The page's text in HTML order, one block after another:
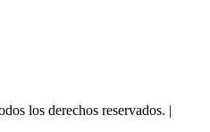
los derechos reservados. |